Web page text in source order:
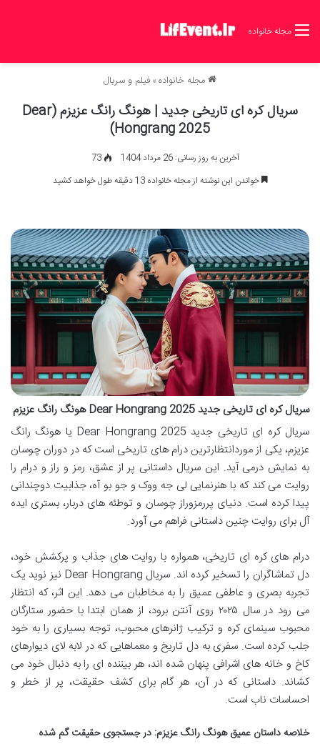
مجله خانواده
مجله خانواده»فیلم و سریال
سریال کره ای تاریخی جدید | هونگ رانگ عزیزم (Dear
Hongrang 2025)
آخرین به روز رسانی: 26 مرداد 1404
73
خواندن این نوشته از مجله خانواده 13 دقیقه طول خواهد کشید
سریال کره ای تاریخی جدید Dear Hongrang 2025 هونگ رانگ عزیزم
سریال کره ای تاریخی جدید Dear Hongrang 2025 یا هونگ رانگ
عزیزم، یکی از موردانتظارترین درام های تاریخی است که در دوران چوسان
به نمایش درمی آید. این سریال داستانی پر از عشق، رمز و راز و درام را
روایت می کند که با هنرنمایی لی جه ووک و جو بو آه، جذابیت دوچندانی
پیدا کرده است. دنیای پررمزوراز چوسان و توطئه های دربار، بستری ایده
آل برای روایت چنین داستانی فراهم می آورد.
درام های کره ای تاریخی، همواره با روایت های جذاب و پرکشش خود،
دل تماشاگران را تسخیر کرده اند. سریال Dear Hongrang نیز نوید یک
تجربه بصری و عاطفی عمیق را به مخاطبان می دهد. این اثر، که انتظار
می رود در سال ۲۰۲۵ روی آنتن برود، از همان ابتدا با حضور ستارگان
محبوب سینمای کره و ترکیب ژانرهای محبوب، توجه بسیاری را به خود
جلب کرده است. سفری به دل تاریخ و معماهایی که در لابه لای دیوارهای
کاخ و خانه های اشرافی پنهان شده اند، هر بیننده ای را به دنبال خود می
کشاند. داستانی که در آن، هر گام برای کشف حقیقت، پر از خطر و
احساسات ناب است.
خلاصه داستان عمیق هونگ رانگ عزیزم: در جستجوی حقیقت گم شده